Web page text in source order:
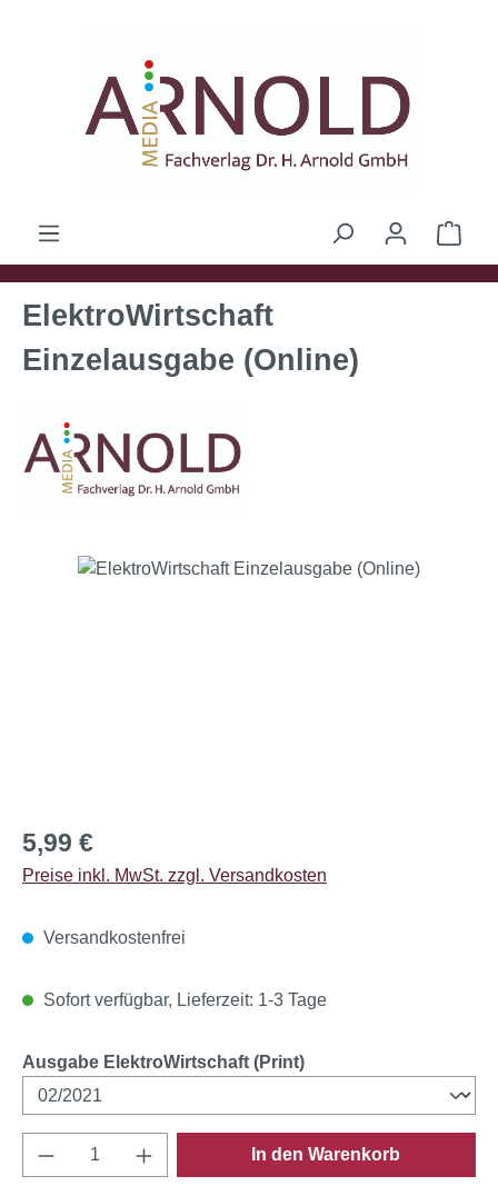
ElektroWirtschaft
Einzelausgabe (Online)
Bildergalerie überspringen
Regulärer Preis:
5,99 €
Preise inkl. MwSt. zzgl. Versandkosten
Versandkostenfrei
Sofort verfügbar, Lieferzeit: 1-3 Tage
Ausgabe ElektroWirtschaft (Print)auswählen
Produkt Anzahl: Gib den gewünschten
In den Warenkorb